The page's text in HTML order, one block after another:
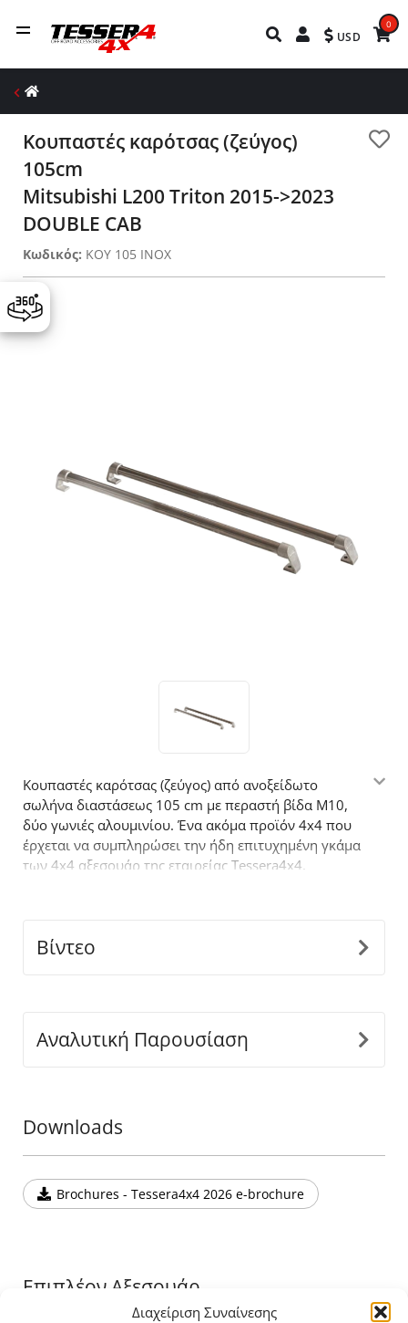
Διαχείριση Συναίνεσης
USD
0
Κουπαστές καρότσας (ζεύγος)
105cm
Mitsubishi L200 Triton 2015->2023
DOUBLE CAB
Κωδικός: KOY 105 INOX
Κουπαστές καρότσας (ζεύγος) από ανοξείδωτο
σωλήνα διαστάσεως 105 cm με περαστή βίδα Μ10,
δύο γωνιές αλουμινίου. Ένα ακόμα προϊόν 4x4 που
έρχεται να συμπληρώσει την ήδη επιτυχημένη γκάμα
των 4x4 αξεσουάρ της εταιρείας Tessera4x4.
Βίντεο
Αναλυτική Παρουσίαση
Downloads
Brochures - Tessera4x4 2026 e-brochure
Επιπλέον Αξεσουάρ